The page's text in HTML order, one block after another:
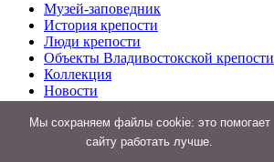
Музей-заповедник
История крепости
Люди крепости
Объекты Владивостокской крепости
Коллекция
Новости
Документы
Контакты
Мы cохраняем файлы cookie: это помогает
сайту работать лучше.